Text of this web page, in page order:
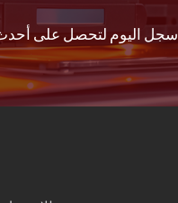
سجل اليوم لتحصل على أحدث